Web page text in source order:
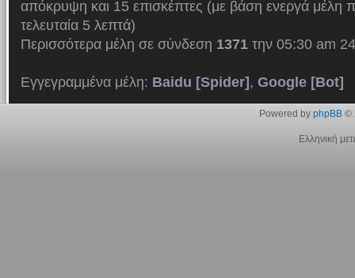
απόκρυψη και 15 επισκέπτες (με βάση ενεργά μέλη
τελευταία 5 λεπτά)
Περισσότερα μέλη σε σύνδεση 1371την 05:30 am
Εγγεγραμμένα μέλη: Baidu [Spider], Google [Bot]
Powered by phpBB©
Ελληνική